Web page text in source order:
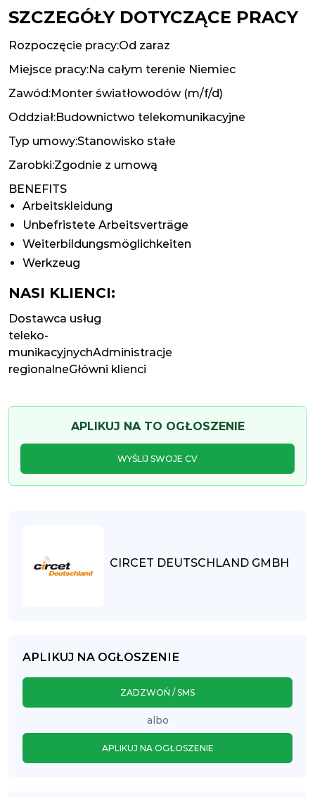
SZCZEGÓŁY DOTYCZĄCE PRACY
Rozpoczęcie pracy:Od zaraz
Miejsce pracy:Na całym terenie Niemiec
Zawód:Monter światłowodów (m/f/d)
Oddział:Budownictwo telekomunikacyjne
Typ umowy:Stanowisko stałe
Zarobki:Zgodnie z umową
BENEFITS
Arbeitskleidung
Unbefristete Arbeitsverträge
Weiterbildungsmöglichkeiten
Werkzeug
NASI KLIENCI:
Dostawca usług
teleko-
munikacyjnychAdministracje
regionalneGłówni klienci
APLIKUJ NA TO OGŁOSZENIE
WYŚLIJ SWOJE CV
CIRCET DEUTSCHLAND GMBH
APLIKUJ NA OGŁOSZENIE
ZADZWOŃ / SMS
albo
APLIKUJ NA OGŁOSZENIE